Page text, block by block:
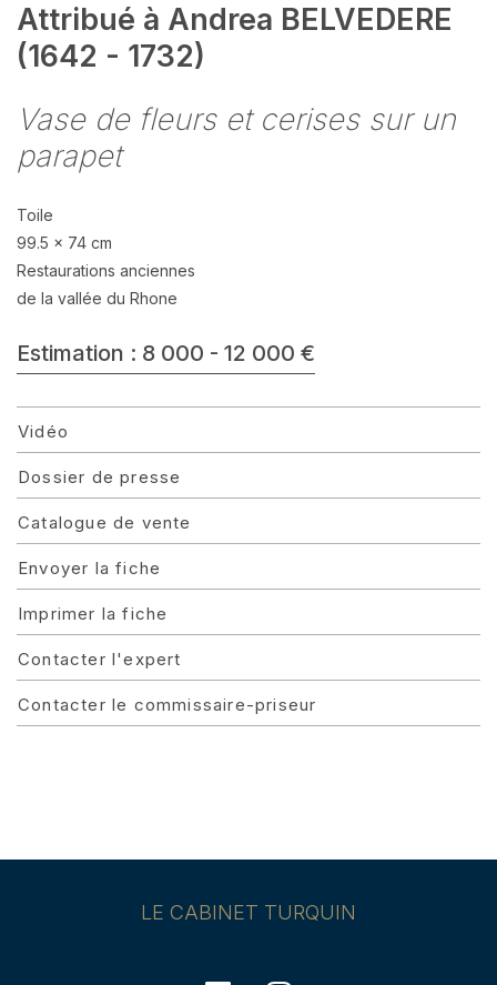
Attribué à Andrea BELVEDERE
(1642 - 1732)
Vase de fleurs et cerises sur un
parapet
Toile
99.5 x 74 cm
Restaurations anciennes
de la vallée du Rhone
Estimation : 8 000 - 12 000 €
Vidéo
Dossier de presse
Catalogue de vente
Envoyer la fiche
Imprimer la fiche
Contacter l'expert
Contacter le commissaire-priseur
LE CABINET TURQUIN